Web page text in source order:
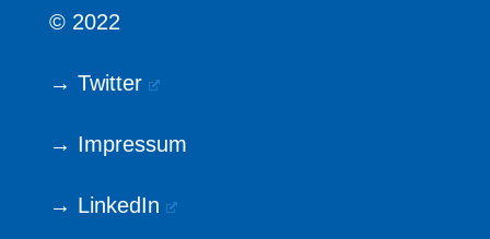
© 2022
→ Twitter
→ Impressum
→ LinkedIn